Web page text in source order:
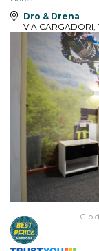
Dro & Drena
VIA CARGADORI, 1
Gib